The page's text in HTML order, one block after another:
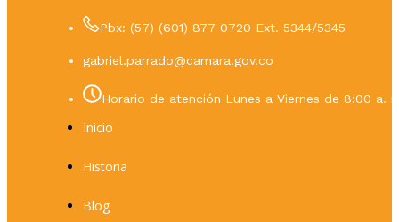
Pbx: (57) (601) 877 0720 Ext. 5344/5345
gabriel.parrado@camara.gov.co
Horario de atención Lunes a Viernes de 8:00 a.
Inicio
Historia
Blog